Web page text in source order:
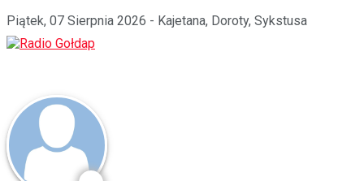
Piątek, 07 Sierpnia 2026 - Kajetana, Doroty, Sykstusa